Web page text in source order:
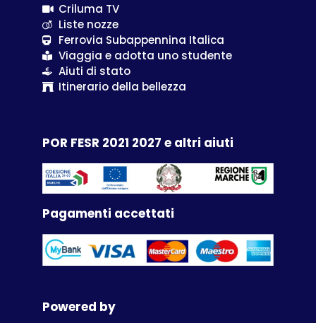
Criluma TV
Liste nozze
Ferrovia Subappennina Italica
Viaggia e adotta uno studente
Aiuti di stato
Itinerario della bellezza
POR FESR 2021 2027 e altri aiuti
Pagamenti accettati
Powered by